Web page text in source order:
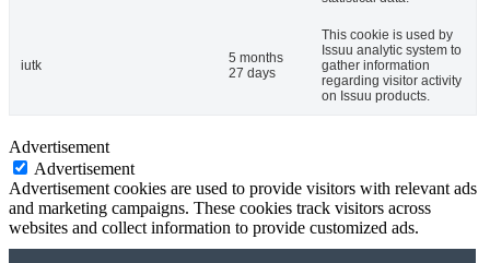
iutk
5 months
27 days
This cookie is used by
Issuu analytic system to
gather information
regarding visitor activity
on Issuu products.
Advertisement
Advertisement
Advertisement cookies are used to provide visitors with relevant ads
and marketing campaigns. These cookies track visitors across
websites and collect information to provide customized ads.